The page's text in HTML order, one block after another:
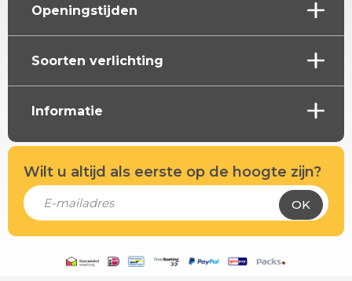
Openingstijden
Soorten verlichting
Informatie
Wilt u altijd als eerste op de hoogte zijn?
OK